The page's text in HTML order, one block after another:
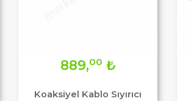
Koaksiyel Kablo Sıyırıcı
889,00 ₺